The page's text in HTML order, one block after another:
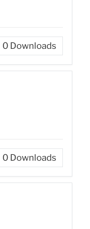
0 Downloads
0 Downloads